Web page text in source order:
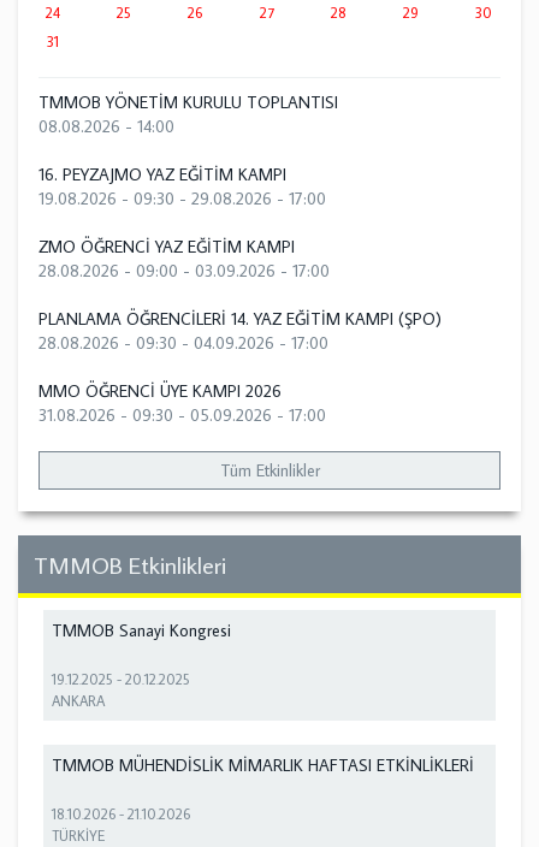
24
25 26 27 28 29
30
31
TMMOB YÖNETİM KURULU TOPLANTISI
08.08.2026 - 14:00
16. PEYZAJMO YAZ EĞİTİM KAMPI
19.08.2026 - 09:30 - 29.08.2026 - 17:00
ZMO ÖĞRENCİ YAZ EĞİTİM KAMPI
28.08.2026 - 09:00 - 03.09.2026 - 17:00
PLANLAMA ÖĞRENCİLERİ 14. YAZ EĞİTİM KAMPI (ŞPO)
28.08.2026 - 09:30 - 04.09.2026 - 17:00
MMO ÖĞRENCİ ÜYE KAMPI 2026
31.08.2026 - 09:30 - 05.09.2026 - 17:00
Tüm Etkinlikler
TMMOB Etkinlikleri
TMMOB Sanayi Kongresi
19.12.2025 -20.12.2025
ANKARA
TMMOB MÜHENDİSLİK MİMARLIK HAFTASI ETKİNLİKLERİ
18.10.2026 -21.10.2026
TÜRKİYE